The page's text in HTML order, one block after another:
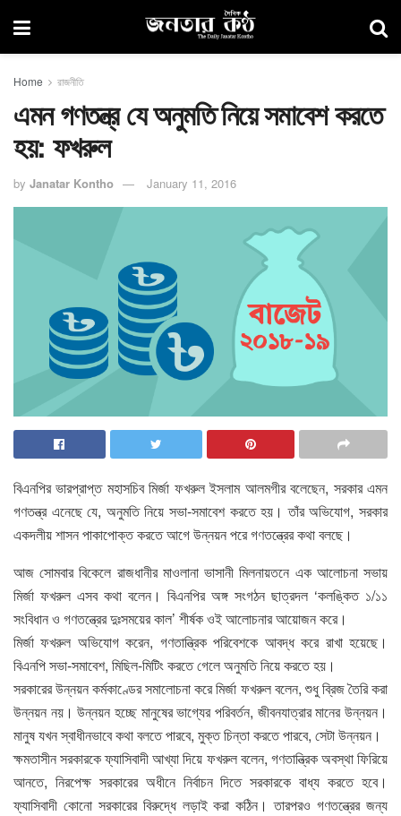
Home রাজনীতি
এমন গণতন্ত্র যে অনুমতি নিয়ে সমাবেশ করতে
হয়: ফখরুল
by Janatar Kontho January 11, 2016
বিএনপির ভারপ্রাপ্ত মহাসচিব মির্জা ফখরুল ইসলাম আলমগীর বলেছেন, সরকার এমন
গণতন্ত্র এনেছে যে, অনুমতি নিয়ে সভা-সমাবেশ করতে হয়। তাঁর অভিযোগ, সরকার
একদলীয় শাসন পাকাপোক্ত করতে আগে উন্নয়ন পরে গণতন্ত্রের কথা বলছে।
আজ সোমবার বিকেলে রাজধানীর মাওলানা ভাসানী মিলনায়তনে এক আলোচনা সভায়
মির্জা ফখরুল এসব কথা বলেন। বিএনপির অঙ্গ সংগঠন ছাত্রদল ‘কলঙ্কিত ১/১১
সংবিধান ও গণতন্ত্রের দুঃসময়ের কাল’ শীর্ষক ওই আলোচনার আয়োজন করে।
মির্জা ফখরুল অভিযোগ করেন, গণতান্ত্রিক পরিবেশকে আবদ্ধ করে রাখা হয়েছে।
বিএনপি সভা-সমাবেশ, মিছিল-মিটিং করতে গেলে অনুমতি নিয়ে করতে হয়।
সরকারের উন্নয়ন কর্মকাণ্ডের সমালোচনা করে মির্জা ফখরুল বলেন, শুধু ব্রিজ তৈরি করা
উন্নয়ন নয়। উন্নয়ন হচ্ছে মানুষের ভাগ্যের পরিবর্তন, জীবনযাত্রার মানের উন্নয়ন।
মানুষ যখন স্বাধীনভাবে কথা বলতে পারবে, মুক্ত চিন্তা করতে পারবে, সেটা উন্নয়ন।
ক্ষমতাসীন সরকারকে ফ্যাসিবাদী আখ্যা দিয়ে ফখরুল বলেন, গণতান্ত্রিক অবস্থা ফিরিয়ে
আনতে, নিরপেক্ষ সরকারের অধীনে নির্বাচন দিতে সরকারকে বাধ্য করতে হবে।
ফ্যাসিবাদী কোনো সরকারের বিরুদ্ধে লড়াই করা কঠিন। তারপরও গণতন্ত্রের জন্য